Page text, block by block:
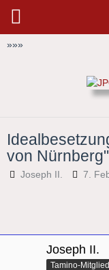
»»»
von Nürnberg"
Joseph II. 7.
Joseph II.
Tamino-Mitglied